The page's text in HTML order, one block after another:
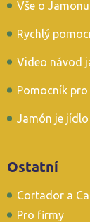
Vše o
Rychlý
Video návod
Pomocník
Jamón je jídlo
Ostatní
Cortador a
Pro firmy